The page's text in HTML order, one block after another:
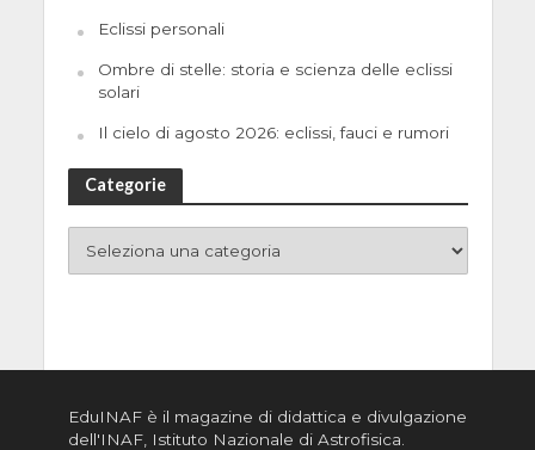
Eclissi personali
Ombre di stelle: storia e scienza delle eclissi
solari
Il cielo di agosto 2026: eclissi, fauci e rumori
Categorie
EduINAF è il magazine di didattica e divulgazione
dell'INAF, Istituto Nazionale di Astrofisica